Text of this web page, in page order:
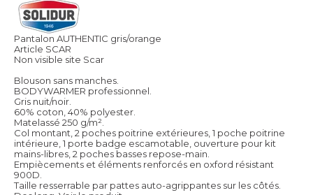
Pantalon AUTHENTIC gris/orange
Article SCAR
Non visible site Scar
Blouson sans manches.
BODYWARMER professionnel.
Gris nuit/noir.
60% coton, 40% polyester.
Matelassé 250 g/m².
Col montant, 2 poches poitrine extérieures, 1 poche poitrine
intérieure, 1 porte badge escamotable, ouverture pour kit
mains-libres, 2 poches basses repose-main.
Empiècements et éléments renforcés en oxford résistant
900D.
Taille resserrable par pattes auto-agrippantes sur les côtés.